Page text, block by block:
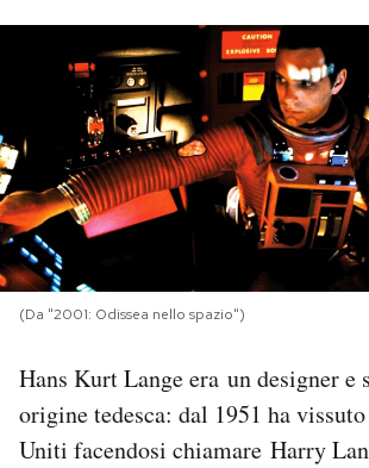
PODCAST
NEWSLETTER
I MIEI PREFERITI
CALENDARIO
(Da "2001: Odissea nello spazio")
Hans Kurt Lange era un designer e
origine tedesca: dal 1951 ha
Uniti facendosi chiamare Harry